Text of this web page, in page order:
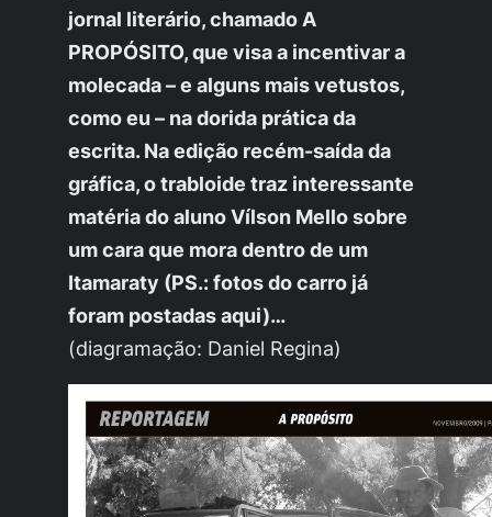
jornal literário, chamado A
PROPÓSITO, que visa a incentivar a
molecada – e alguns mais vetustos,
como eu – na dorida prática da
escrita. Na edição recém-saída da
gráfica, o trabloide traz interessante
matéria do aluno Vílson Mello sobre
um cara que mora dentro de um
Itamaraty (PS.: fotos do carro já
foram postadas aqui)…
(diagramação: Daniel Regina)